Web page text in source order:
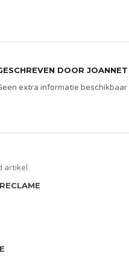
DOOR JOANNET
extra informatie beschikbaar
artikel